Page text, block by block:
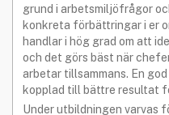
grund i arbetsmiljöfrågor
konkreta förbättringar i er
handlar i hög grad om att
och det görs bäst när
arbetar tillsammans. En
kopplad till bättre resultat
Under utbildningen varvas